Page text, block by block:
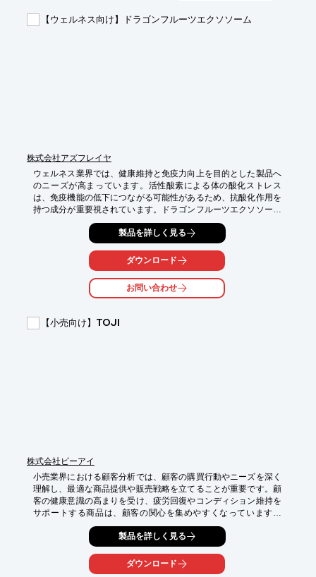
【ウェルネス向け】ドラゴンフルーツエクソソーム
株式会社アズフレイヤ
ウェルネス業界では、健康維持と免疫力向上を目的とした製品へ
のニーズが高まっています。活性酸素による体の酸化ストレス
は、免疫機能の低下につながる可能性があるため、抗酸化作用を
持つ成分が重要視されています。ドラゴンフルーツエクソソーム
は、抗酸化作用を持つ成分として、免疫力サポートを目的とした
サプリメントへの配合に最適です。
【活用シーン】
・免疫力サポートサプリメント
・健康維持サプリメント
・免疫機能のサポート
製品を詳しく見る
ダウンロード
お問い合わせ
【小売向け】TOJI
株式会社ビーアイ
小売業界における顧客分析では、顧客の購買行動やニーズを深く
理解し、最適な商品提供や販売戦略を立てることが重要です。顧
客の健康意識の高まりを受け、疲労回復やコンディション維持を
サポートする商品は、顧客の関心を集めやすくなっています。
TOJIは、日本の伝統的な「湯治」文化をベースに開発されたリカ
バリー・コンディショニング製品ブランドです。このTOJI製品を
顧客分析に活用することで、顧客の健康ニーズに応え、新たな購
買機会を創出できます。
製品を詳しく見る
ダウンロード